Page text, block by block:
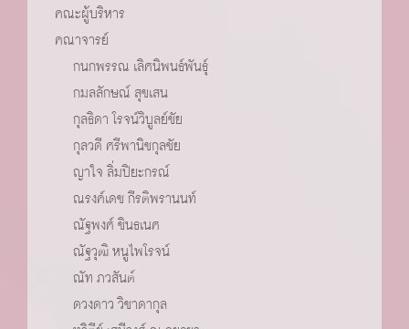
คณะผู้บริหาร
คณาจารย์
กนกพรรณ เลิศนิพนธ์พันธุ์
กมลลักษณ์ สุขเสน
กุลธิดา โรจน์วิบูลย์ชัย
กุลวดี ศรีพานิชกุลชัย
ญาใจ ลิ่มปิยะกรณ์
ณรงค์เดช กีรติพรานนท์
ณัฐพงศ์ ชินธเนศ
ณัฐวุฒิ หนูไพโรจน์
ณัท ภวสันต์
ดวงดาว วิชาดากุล